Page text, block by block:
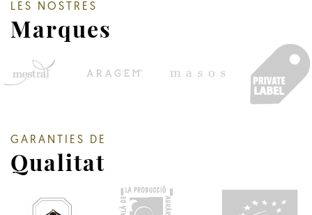
LES NOSTRES
Marques
GARANTIES DE
Qualitat